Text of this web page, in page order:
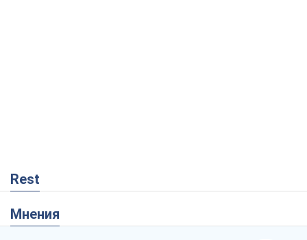
Rest
Мнения